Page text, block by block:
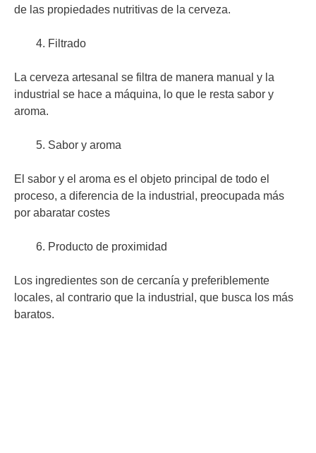
de las propiedades nutritivas de la cerveza.
Filtrado
La cerveza artesanal se filtra de manera manual y la
industrial se hace a máquina, lo que le resta sabor y
aroma.
Sabor y aroma
El sabor y el aroma es el objeto principal de todo el
proceso, a diferencia de la industrial, preocupada más
por abaratar costes
Producto de proximidad
Los ingredientes son de cercanía y preferiblemente
locales, al contrario que la industrial, que busca los más
baratos.